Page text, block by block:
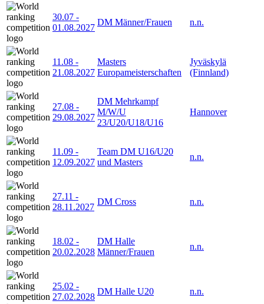
30.07 -
01.08.2027
DM Männer/Frauen n.n.
11.08 -
21.08.2027
Masters
Europameisterschaften
Jyväskylä
(Finnland)
27.08 -
29.08.2027
DM Mehrkampf
M/W/U
23/U20/U18/U16
Hannover
11.09 -
12.09.2027
Team DM U16/U20
und Masters
n.n.
27.11 -
28.11.2027
DM Cross n.n.
18.02 -
20.02.2028
DM Halle
Männer/Frauen
n.n.
25.02 -
27.02.2028
DM Halle U20 n.n.